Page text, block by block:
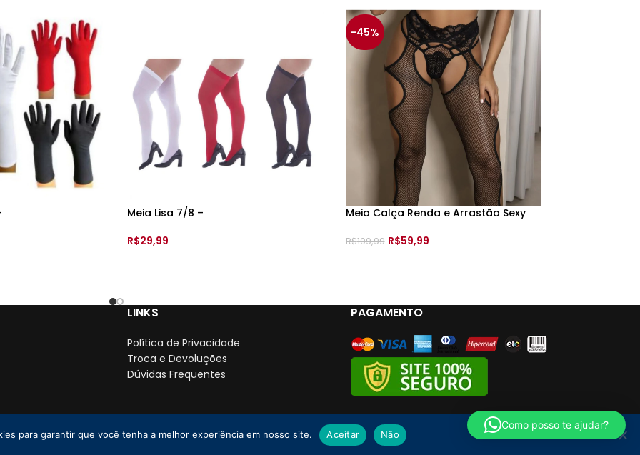
meramente ilustrativa.
Meia Lisa 7/8 –
R$29,99
-45%
Meia Calça Renda e Arrastão Sexy
R$109,99 R$59,99
LINKS
Política de Privacidade
Troca e Devoluções
Dúvidas Frequentes
PAGAMENTO
35.766.478/0001-01 2025 Todos os direitos reservados. | By Lebrun
Como posso te ajudar?
para garantir que você tenha a melhor experiência em nosso site. Aceitar Não